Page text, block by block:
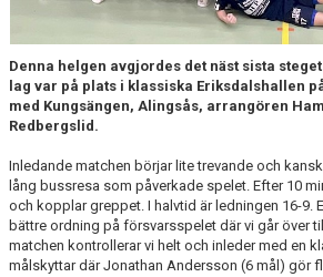
Denna helgen avgjordes det näst sista
lag var på plats i klassiska Eriksdalshallen
med Kungsängen, Alingsås, arrangören
Redbergslid.
Inledande matchen börjar lite trevande och
lång bussresa som påverkade spelet. Efter 10
och kopplar greppet. I halvtid är ledningen 16-9.
bättre ordning på försvarsspelet där vi går över
matchen kontrollerar vi helt och inleder med en
målskyttar där Jonathan Andersson (6 mål) gör